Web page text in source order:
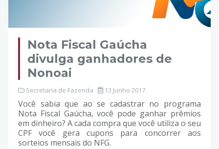
Nota Fiscal Gaúcha
divulga ganhadores de
Nonoai
Secretaria de Fazenda 13 Junho 2017
Você sabia que ao se cadastrar no programa
Nota Fiscal Gaúcha, você pode ganhar prêmios
em dinheiro? A cada compra que você utiliza o seu
CPF você gera cupons para concorrer aos
sorteios mensais do NFG.